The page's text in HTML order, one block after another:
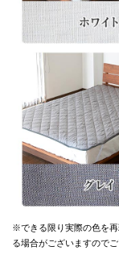
※できる限り実際の色を再
る場合がございますのでご